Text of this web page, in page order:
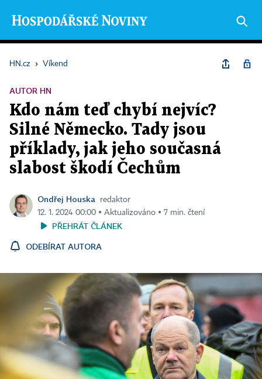
HN.cz › Víkend
AUTOR HN
Kdo nám teď chybí nejvíc?
Silné Německo. Tady jsou
příklady, jak jeho současná
slabost škodí Čechům
Ondřej Houska
redaktor
12. 1. 2024 00:00 ▪ Aktualizováno ▪ 7 min. čtení
PŘEHRÁT ČLÁNEK
ODEBÍRAT AUTORA